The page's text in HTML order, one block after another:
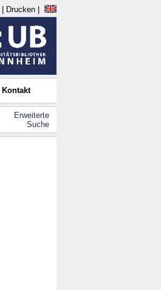
Drucken
Kontakt
Erweiterte
Suche